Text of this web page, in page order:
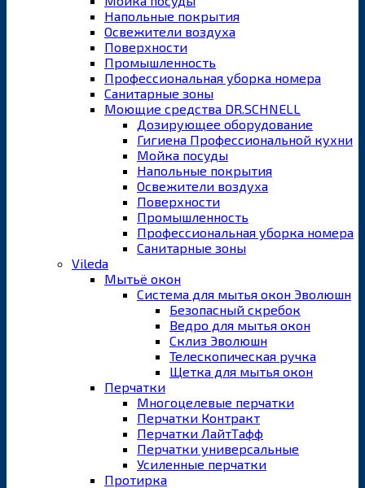
Напольные покрытия
Освежители воздуха
Поверхности
Промышленность
Профессиональная уборка номера
Санитарные зоны
Моющие средства DR.SCHNELL
Дозирующее оборудование
Гигиена Профессиональной кухни
Мойка посуды
Напольные покрытия
Освежители воздуха
Поверхности
Промышленность
Профессиональная уборка номера
Санитарные зоны
Vileda
Мытьё окон
Система для мытья окон Эволюшн
Безопасный скребок
Ведро для мытья окон
Склиз Эволюшн
Телескопическая ручка
Щетка для мытья окон
Перчатки
Многоцелевые перчатки
Перчатки Контракт
Перчатки ЛайтТафф
Перчатки универсальные
Усиленные перчатки
Протирка